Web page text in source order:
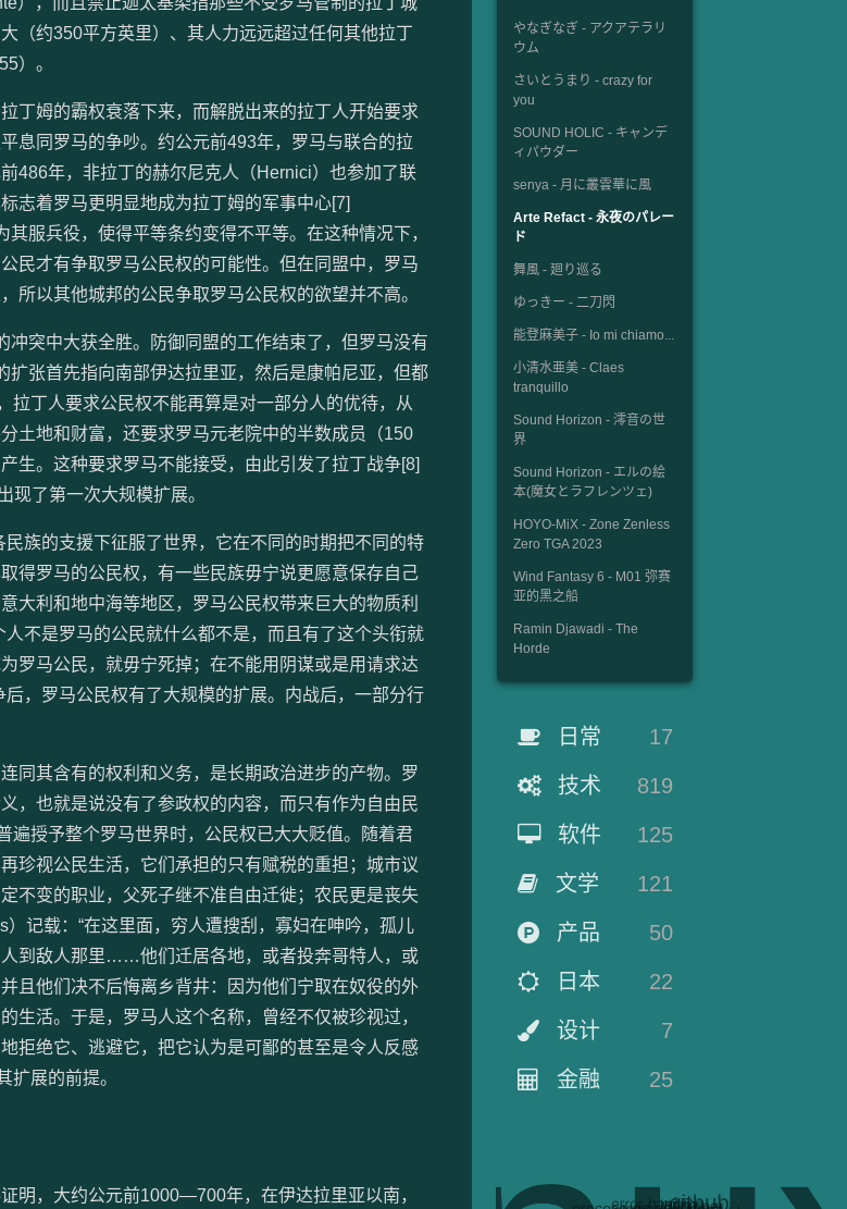
（约350平方英里）、其人力远远超过任何其他拉丁
）。
姆的霸权衰落下来，而解脱出来的拉丁人开始要求
息同罗马的争吵。约公元前493年，罗马与联合的拉
486年，非拉丁的赫尔尼克人（Hernici）也参加了联
志着罗马更明显地成为拉丁姆的军事中心[7]
其服兵役，使得平等条约变得不平等。在这种情况下，
民才有争取罗马公民权的可能性。但在同盟中，罗马
所以其他城邦的公民争取罗马公民权的欲望并不高。
突中大获全胜。防御同盟的工作结束了，但罗马没有
张首先指向南部伊达拉里亚，然后是康帕尼亚，但都
丁人要求公民权不能再算是对一部分人的优待，从
土地和财富，还要求罗马元老院中的半数成员（150
生。这种要求罗马不能接受，由此引发了拉丁战争[8]
现了第一次大规模扩展。
族的支援下征服了世界，它在不同的时期把不同的特
得罗马的公民权，有一些民族毋宁说更愿意保存自己
大利和地中海等地区，罗马公民权带来巨大的物质利
不是罗马的公民就什么都不是，而且有了这个头衔就
罗马公民，就毋宁死掉；在不能用阴谋或是用请求达
，罗马公民权有了大规模的扩展。内战后，一部分行
其含有的权利和义务，是长期政治进步的产物。罗
，也就是说没有了参政权的内容，而只有作为自由民
遍授予整个罗马世界时，公民权已大大贬值。随着君
珍视公民生活，它们承担的只有赋税的重担；城市议
不变的职业，父死子继不准自由迁徙；农民更是丧失
记载：“在这里面，穷人遭搜刮，寡妇在呻吟，孤儿
到敌人那里……他们迁居各地，或者投奔哥特人，或
且他们决不后悔离乡背井：因为他们宁取在奴役的外
生活。于是，罗马人这个名称，曾经不仅被珍视过，
拒绝它、逃避它，把它认为是可鄙的甚至是令人反感
扩展的前提。
，大约公元前1000—700年，在伊达拉里亚以南，
やなぎなぎ - アクアテラリ
ウム
さいとうまり - crazy for
you
SOUND HOLIC - キャンデ
ィパウダー
senya - 月に叢雲華に風
Arte Refact - 永夜のパレー
ド
舞風 - 廻り巡る
ゆっきー - 二刀閃
能登麻美子 - Io mi chiamo...
小清水亜美 - Claes
tranquillo
Sound Horizon - 澪音の世
界
Sound Horizon - エルの絵
本(魔女とラフレンツェ)
HOYO-MiX - Zone Zenless
Zero TGA 2023
Wind Fantasy 6 - M01 弥赛
亚的黑之船
Ramin Djawadi - The
Horde
日常 17
技术 819
软件 125
文学 121
产品 50
日本 22
设计 7
金融 25